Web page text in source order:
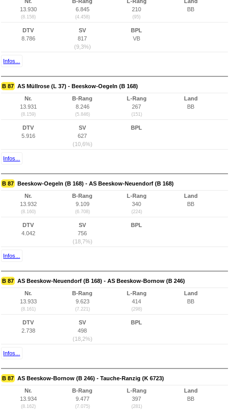
13.930
(8.158)
6.845
(4.458)
210
(95)
BB
DTV
8.786
SV
817
(9,3%)
BPL
VB
Infos...
B 87 AS Müllrose (L 37) - Beeskow-Oegeln (B 168)
Nr.
13.931
(8.159)
B-Rang
8.246
(5.846)
L-Rang
267
(151)
Land
BB
DTV
5.916
SV
627
(10,6%)
BPL
Infos...
B 87 Beeskow-Oegeln (B 168) - AS Beeskow-Neuendorf (B 168)
Nr.
13.932
(8.160)
B-Rang
9.109
(6.708)
L-Rang
340
(224)
Land
BB
DTV
4.042
SV
756
(18,7%)
BPL
Infos...
B 87 AS Beeskow-Neuendorf (B 168) - AS Beeskow-Bornow (B 246)
Nr.
13.933
(8.161)
B-Rang
9.623
(7.221)
L-Rang
414
(298)
Land
BB
DTV
2.738
SV
498
(18,2%)
BPL
Infos...
B 87 AS Beeskow-Bornow (B 246) - Tauche-Ranzig (K 6723)
Nr.
13.934
(8.162)
B-Rang
9.477
(7.075)
L-Rang
397
(281)
Land
BB